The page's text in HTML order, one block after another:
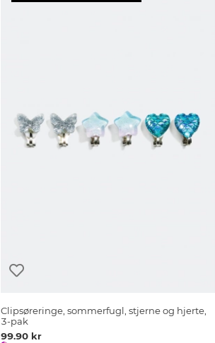
Clipsøreringe, sommerfugl, stjerne og hjerte,
3-pak
99.90 kr